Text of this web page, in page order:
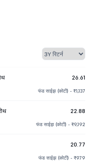
26.61
फंड साईझ (कोटी) - ₹1,137
22.88
फंड साईझ (कोटी) - ₹9,192
20.77
फंड साईझ (कोटी) - ₹979